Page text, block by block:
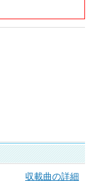
収載曲の詳細